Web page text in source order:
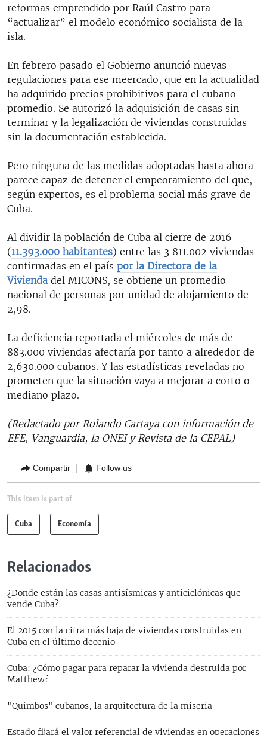
reformas emprendido por Raúl Castro para
“actualizar” el modelo económico socialista de la
isla.
En febrero pasado el Gobierno anunció nuevas
regulaciones para ese meercado, que en la actualidad
ha adquirido precios prohibitivos para el cubano
promedio. Se autorizó la adquisición de casas sin
terminar y la legalización de viviendas construidas
sin la documentación establecida.
Pero ninguna de las medidas adoptadas hasta ahora
parece capaz de detener el empeoramiento del que,
según expertos, es el problema social más grave de
Cuba.
Al dividir la población de Cuba al cierre de 2016
(11.393.000 habitantes) entre las 3 811.002 viviendas
confirmadas en el país por la Directora de la
Vivienda del MICONS, se obtiene un promedio
nacional de personas por unidad de alojamiento de
2,98.
La deficiencia reportada el miércoles de más de
883.000 viviendas afectaría por tanto a alrededor de
2,630.000 cubanos. Y las estadísticas reveladas no
prometen que la situación vaya a mejorar a corto o
mediano plazo.
(Redactado por Rolando Cartaya con información de
EFE, Vanguardia, la ONEI y Revista de la CEPAL)
Compartir Follow us
This item is part of
Cuba Economía
Relacionados
¿Donde están las casas antisísmicas y anticiclónicas que
vende Cuba?
El 2015 con la cifra más baja de viviendas construidas en
Cuba en el último decenio
Cuba: ¿Cómo pagar para reparar la vivienda destruida por
Matthew?
"Quimbos" cubanos, la arquitectura de la miseria
Estado fijará el valor referencial de viviendas en operaciones